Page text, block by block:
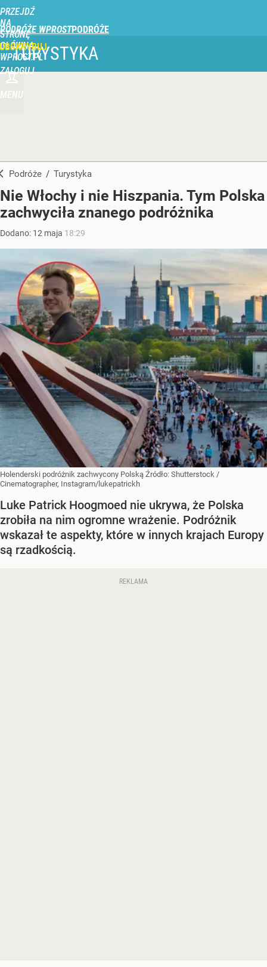
PRZEJDŹ
NA
STRONĘ
GŁÓWNĄ
WPROST.PL
PODRÓŻE WPROST
ZALOGUJ
MENU
TURYSTYKA
Podróże / Turystyka
Nie Włochy i nie Hiszpania. Tym Polska
zachwyciła znanego podróżnika
Dodano: 12 maja 18:29
Holenderski podróżnik zachwycony Polską Źródło: Shutterstock /
Cinematographer, Instagram/lukepatrickh
Luke Patrick Hoogmoed nie ukrywa, że Polska
zrobiła na nim ogromne wrażenie. Podróżnik
wskazał te aspekty, które w innych krajach Europy
są rzadkością.